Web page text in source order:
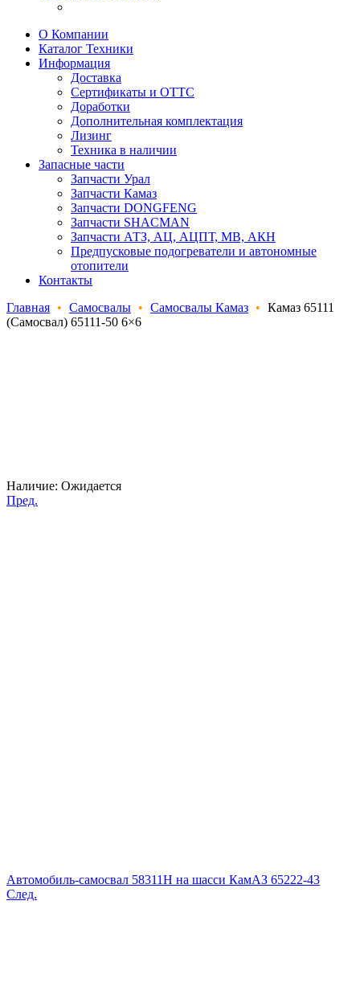
О Компании
Каталог Техники
Информация
Доставка
Сертификаты и ОТТС
Доработки
Дополнительная комплектация
Лизинг
Техника в наличии
Запасные части
Запчасти Урал
Запчасти Камаз
Запчасти DONGFENG
Запчасти SHACMAN
Запчасти АТЗ, АЦ, АЦПТ, МВ, АКН
Предпусковые подогреватели и автономные
отопители
Контакты
Главная • Самосвалы • Самосвалы Камаз • Камаз 65111
(Самосвал) 65111-50 6×6
Наличие: Ожидается
Пред.
Автомобиль-самосвал 58311H на шасси КамАЗ 65222-43
След.